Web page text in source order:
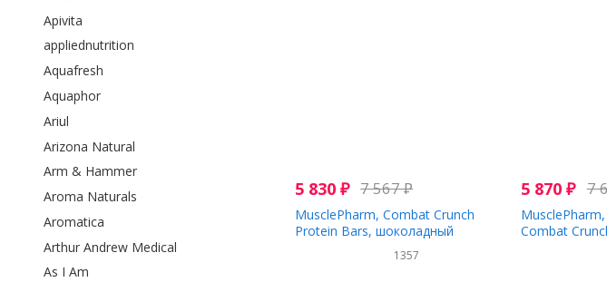
Apivita
appliednutrition
Aquafresh
Aquaphor
Ariul
Arizona Natural
Arm & Hammer
Aroma Naturals
Aromatica
Arthur Andrew Medical
As I Am
5 830 ₽ 7 567₽
MusclePharm, Combat Crunch
Protein Bars, шоколадный
батончик с арахисовым маслом,
12 батончиков, 63 г (2,22 унции)
1357
5 870₽ 7
Combat
торт, 12